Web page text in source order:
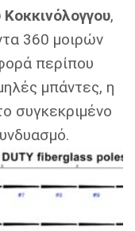
,
360 μοιρών
περίπου
μπάντες, η
συγκεκριμένο